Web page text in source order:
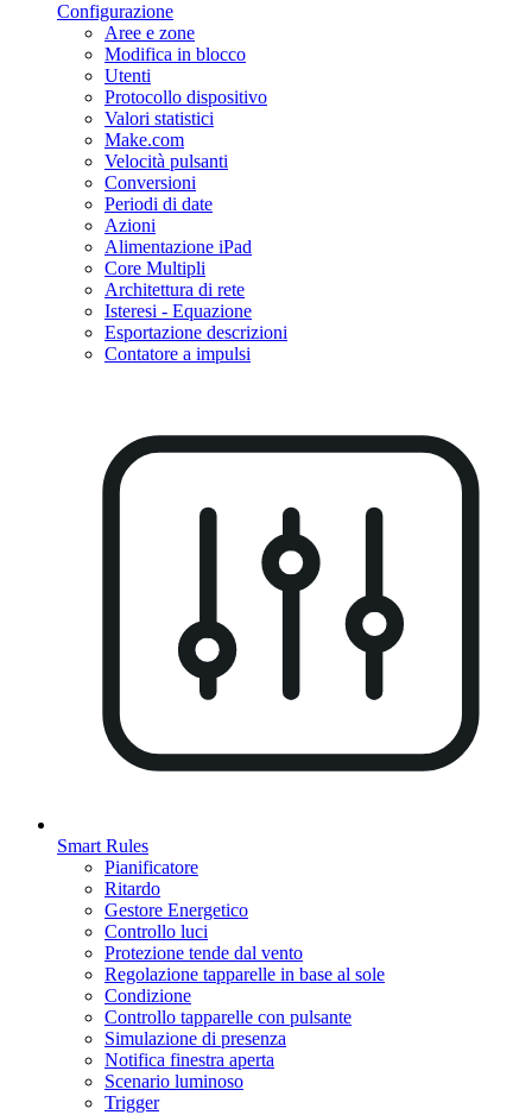
Configurazione
Aree e zone
Modifica in blocco
Utenti
Protocollo dispositivo
Valori statistici
Make.com
Velocità pulsanti
Conversioni
Periodi di date
Azioni
Alimentazione iPad
Core Multipli
Architettura di rete
Isteresi - Equazione
Esportazione descrizioni
Contatore a impulsi
Smart Rules
Pianificatore
Ritardo
Gestore Energetico
Controllo luci
Protezione tende dal vento
Regolazione tapparelle in base al sole
Condizione
Controllo tapparelle con pulsante
Simulazione di presenza
Notifica finestra aperta
Scenario luminoso
Trigger